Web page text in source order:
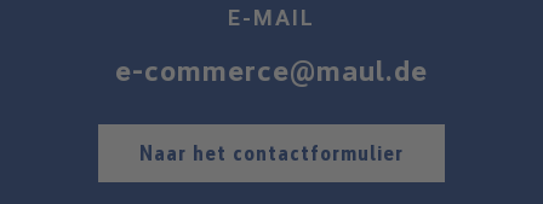
E-MAIL
e-commerce@maul.de
Naar het contactformulier